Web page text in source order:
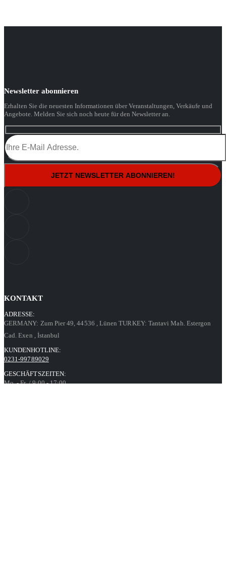
Newsletter abonnieren
Erhalten Sie die neuesten Informationen über Veranstaltungen, Verkäufe und
Angebote. Melden Sie sich noch heute für den Newsletter an.
KONTAKT
ADRESSE:
GERMANY: Zum Pier 49, 44536 , LünenTURKEY: Tantavi Mah. Estergon
Cad. Exen , İstanbul
KUNDENHOTLINE:
0231-99789029
GESCHÄFTSZEITEN:
Mo. - Fr. / 9:00 - 17:00